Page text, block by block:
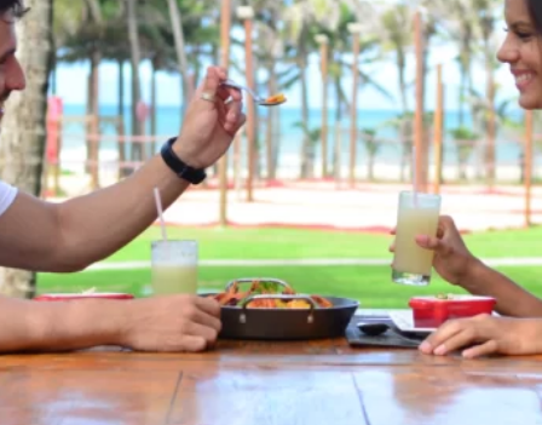
BIENESTAR
BEACH
PARK
RESORT